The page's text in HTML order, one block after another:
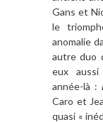
Gans et
le
anomalie
autre duo
eux
année-là :
Caro et
quasi «